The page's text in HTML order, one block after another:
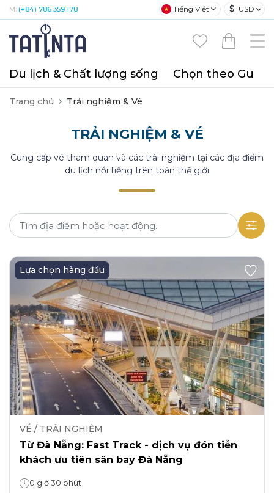
M: (+84) 786 359 178 Tiếng Việt $ USD
Du lịch & Chất lượng sống Chọn theo Gu
Trang chủ Trải nghiệm & Vé
TRẢI NGHIỆM & VÉ
Cung cấp vé tham quan và các trải nghiệm tại các địa điểm
du lịch nổi tiếng trên toàn thế giới
Lựa chọn hàng đầu
VÉ / TRẢI NGHIỆM
Từ Đà Nẵng: Fast Track - dịch vụ đón tiễn
khách ưu tiên sân bay Đà Nẵng
0 giờ 30 phút